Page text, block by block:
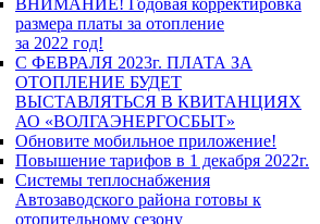
ВНИМАНИЕ! Годовая корректировка
размера платы за отопление
за 2022 год!
С ФЕВРАЛЯ 2023г. ПЛАТА ЗА
ОТОПЛЕНИЕ БУДЕТ
ВЫСТАВЛЯТЬСЯ В КВИТАНЦИЯХ
АО «ВОЛГАЭНЕРГОСБЫТ»
Обновите мобильное приложение!
Повышение тарифов в 1 декабря 2022г.
Системы теплоснабжения
Автозаводского района готовы к
отопительному сезону